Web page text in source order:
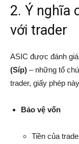
2. Ý nghĩa
với trader
ASIC được đánh
(Síp) – những tổ
trader, giấy phép
Bảo vệ vốn
Tiền của